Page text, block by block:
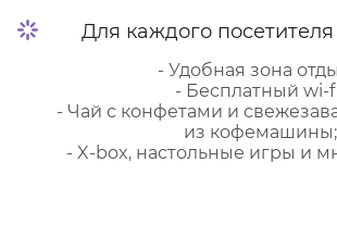
Для каждого посетителя
- Удобная зона
- Бесплатный wi-
- Чай с конфетами и
из кофемашины;
- X-box, настольные игры и